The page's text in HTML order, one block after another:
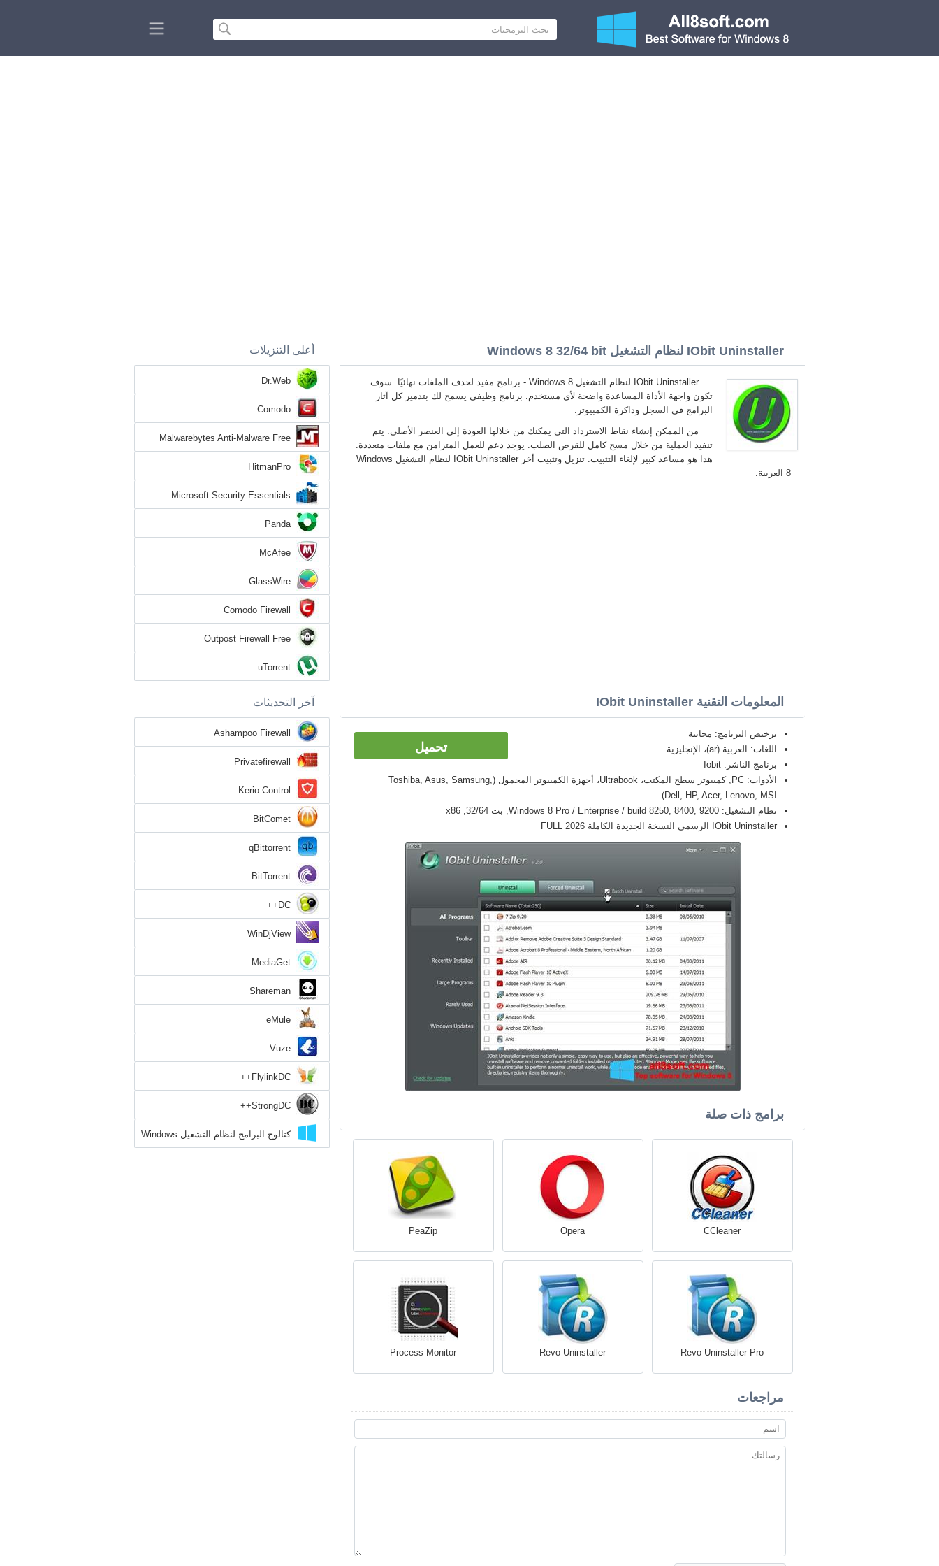
IObit Uninstaller لنظام التشغيل Windows 8 32/64 bit
IObit Uninstaller لنظام التشغيل Windows 8 - برنامج مفيد لحذف الملفات نهائيًا. سوف
تكون واجهة الأداة المساعدة واضحة لأي مستخدم. برنامج وظيفي يسمح لك بتدمير كل آثار
البرامج في السجل وذاكرة الكمبيوتر.
من الممكن إنشاء نقاط الاسترداد التي يمكنك من خلالها العودة إلى العنصر الأصلي. يتم
تنفيذ العملية من خلال مسح كامل للقرص الصلب. يوجد دعم للعمل المتزامن مع ملفات متعددة.
هذا هو مساعد كبير لإلغاء التثبيت. تنزيل وتثبيت أخر IObit Uninstaller لنظام التشغيل Windows
8 العربية.
المعلومات التقنية IObit Uninstaller
تحميل
ترخيص البرنامج: مجانية
اللغات: العربية (ar)، الإنجليزية
برنامج الناشر: Iobit
الأدوات: PC, كمبيوتر سطح المكتب، Ultrabook، أجهزة الكمبيوتر المحمول (Toshiba, Asus, Samsung,
Dell, HP, Acer, Lenovo, MSI)
نظام التشغيل: Windows 8 Pro / Enterprise / build 8250, 8400, 9200, بت 32/64, x86
IObit Uninstaller الرسمي النسخة الجديدة الكاملة FULL 2026
برامج ذات صلة
CCleaner
Opera
PeaZip
Revo Uninstaller Pro
Revo Uninstaller
Process Monitor
مراجعات
أعلى التنزيلات
Dr.Web
Comodo
Malwarebytes Anti-Malware Free
HitmanPro
Microsoft Security Essentials
Panda
McAfee
GlassWire
Comodo Firewall
Outpost Firewall Free
uTorrent
آخر التحديثات
Ashampoo Firewall
Privatefirewall
Kerio Control
BitComet
qBittorrent
BitTorrent
DC++
WinDjView
MediaGet
Shareman
eMule
Vuze
FlylinkDC++
StrongDC++
كتالوج البرامج لنظام التشغيل Windows
8